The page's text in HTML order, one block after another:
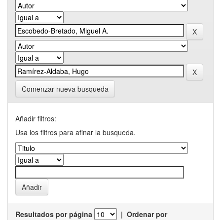
Comenzar nueva busqueda
Añadir filtros:
Usa los filtros para afinar la busqueda.
Resultados por página | Ordenar por